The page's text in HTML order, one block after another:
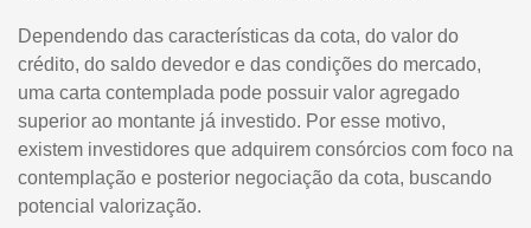
Dependendo das características da cota, do valor do
crédito, do saldo devedor e das condições do mercado,
uma carta contemplada pode possuir valor agregado
superior ao montante já investido. Por esse motivo,
existem investidores que adquirem consórcios com foco na
contemplação e posterior negociação da cota, buscando
potencial valorização.